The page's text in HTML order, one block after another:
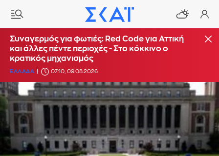
Συναγερμός για φωτιές: Red Code για Αττική
και άλλες πέντε περιοχές - Στο κόκκινο ο
κρατικός μηχανισμός
ΕΛΛΑΔΑ 07:10, 09.08.2026